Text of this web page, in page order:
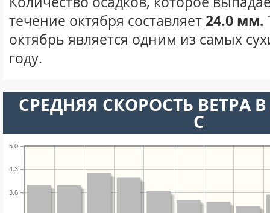
течение октября составляет 24.0 мм.
октябрь является одним из самых
году.
СРЕДНЯЯ СКОРОСТЬ ВЕТРА
С
3.6
4.3
5.0